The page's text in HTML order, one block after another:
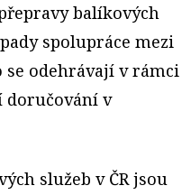
balíkových
spolupráce mezi
odehrávají v rámci
doručování v
služeb v ČR jsou